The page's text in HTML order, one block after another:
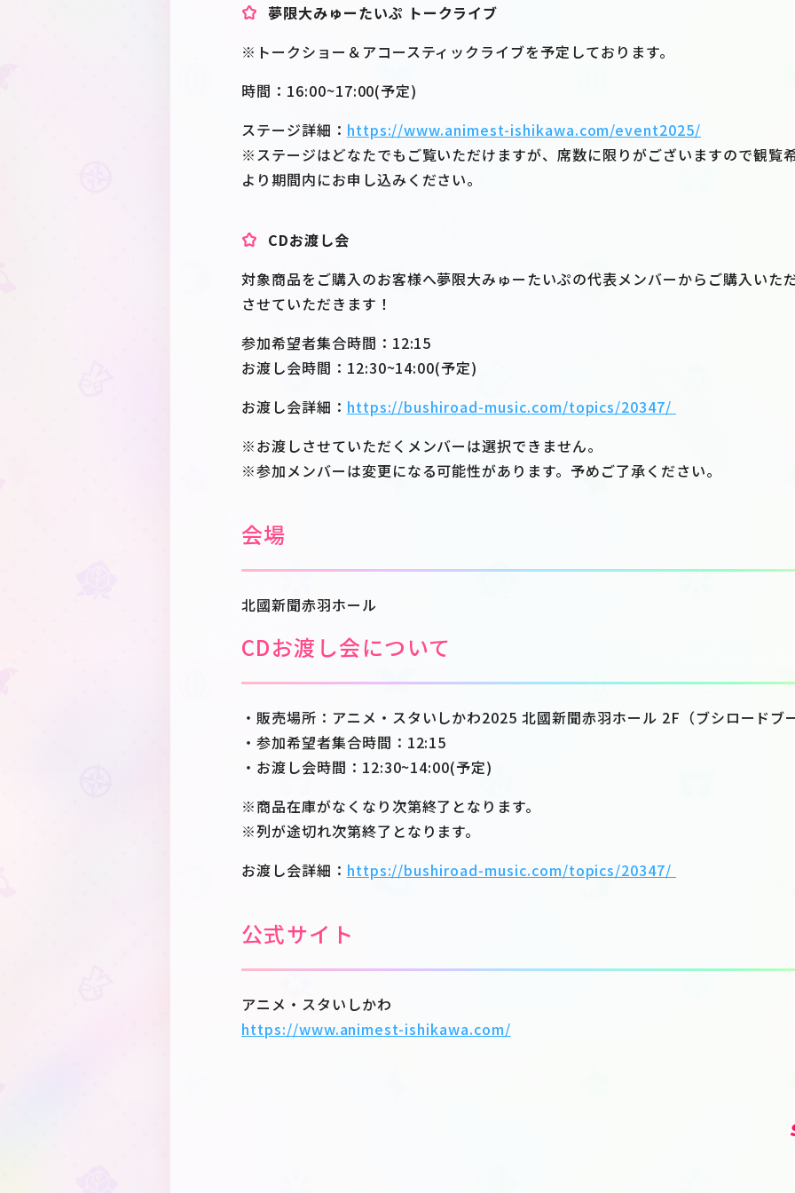
夢限大みゅーたいぷ トークライブ
※トークショー＆アコースティックライブを予定しております。
時間：16:00~17:00(予定)
ステージ詳細： https://www.animest-ishikawa.com/event2025/
※ステージはどなたでもご覧いただけますが、席数に限りがございますので観覧
より期間内にお申し込みください。
CDお渡し会
対象商品をご購入のお客様へ夢限大みゅーたいぷの代表メンバーからご購入いた
させていただきます！
参加希望者集合時間：12:15
お渡し会時間：12:30~14:00(予定)
お渡し会詳細： https://bushiroad-music.com/topics/20347/
※お渡しさせていただくメンバーは選択できません。
※参加メンバーは変更になる可能性があります。予めご了承ください。
会場
北國新聞赤羽ホール
CDお渡し会について
・販売場所：アニメ・スタいしかわ2025 北國新聞赤羽ホール 2F（ブシロードブ
・参加希望者集合時間：12:15
・お渡し会時間：12:30~14:00(予定)
※商品在庫がなくなり次第終了となります。
※列が途切れ次第終了となります。
お渡し会詳細： https://bushiroad-music.com/topics/20347/
公式サイト
アニメ・スタいしかわ
https://www.animest-ishikawa.com/